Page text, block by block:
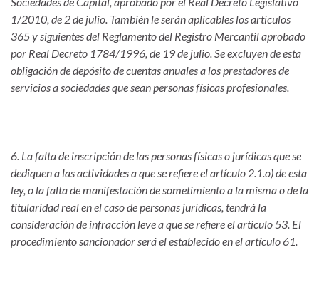
1/2010, de 2 de julio. También le serán aplicables los artículos
365 y siguientes del Reglamento del Registro Mercantil aprobado
por Real Decreto 1784/1996, de 19 de julio. Se excluyen de esta
obligación de depósito de cuentas anuales a los prestadores de
servicios a sociedades que sean personas físicas profesionales.
6. La falta de inscripción de las personas físicas o jurídicas que se
dediquen a las actividades a que se refiere el artículo 2.1.o) de esta
ley, o la falta de manifestación de sometimiento a la misma o de la
titularidad real en el caso de personas jurídicas, tendrá la
consideración de infracción leve a que se refiere el artículo 53. El
procedimiento sancionador será el establecido en el artículo 61.